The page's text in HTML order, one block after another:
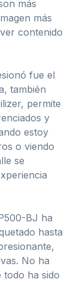
más
más
contenido
fue el
también
permite
y
estoy
o viendo
se
BJ ha
hasta
No ha
todo ha sido